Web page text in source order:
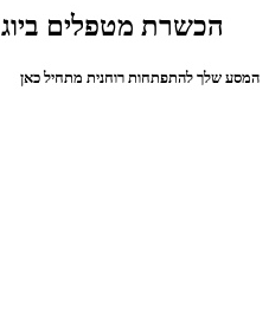
הכשרת מטפלים
המסע שלך להתפתחות רוחנית מתחיל כאן